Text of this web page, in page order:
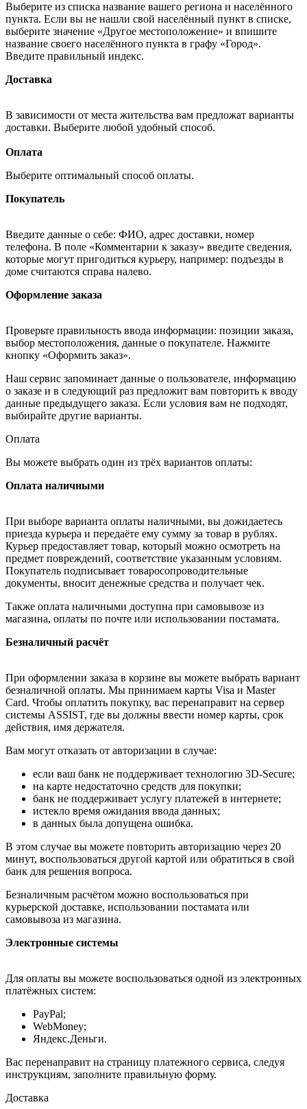
Выберите из списка название вашего региона и населённого
пункта. Если вы не нашли свой населённый пункт в списке,
выберите значение «Другое местоположение» и впишите
название своего населённого пункта в графу «Город».
Введите правильный индекс.
Доставка
В зависимости от места жительства вам предложат варианты
доставки. Выберите любой удобный способ.
Оплата
Выберите оптимальный способ оплаты.
Покупатель
Введите данные о себе: ФИО, адрес доставки, номер
телефона. В поле «Комментарии к заказу» введите сведения,
которые могут пригодиться курьеру, например: подъезды в
доме считаются справа налево.
Оформление заказа
Проверьте правильность ввода информации: позиции заказа,
выбор местоположения, данные о покупателе. Нажмите
кнопку «Оформить заказ».
Наш сервис запоминает данные о пользователе, информацию
о заказе и в следующий раз предложит вам повторить к вводу
данные предыдущего заказа. Если условия вам не подходят,
выбирайте другие варианты.
Оплата
Вы можете выбрать один из трёх вариантов оплаты:
Оплата наличными
При выборе варианта оплаты наличными, вы дожидаетесь
приезда курьера и передаёте ему сумму за товар в рублях.
Курьер предоставляет товар, который можно осмотреть на
предмет повреждений, соответствие указанным условиям.
Покупатель подписывает товаросопроводительные
документы, вносит денежные средства и получает чек.
Также оплата наличными доступна при самовывозе из
магазина, оплаты по почте или использовании постамата.
Безналичный расчёт
При оформлении заказа в корзине вы можете выбрать вариант
безналичной оплаты. Мы принимаем карты Visa и Master
Card. Чтобы оплатить покупку, вас перенаправит на сервер
системы ASSIST, где вы должны ввести номер карты, срок
действия, имя держателя.
Вам могут отказать от авторизации в случае:
если ваш банк не поддерживает технологию 3D-Secure;
на карте недостаточно средств для покупки;
банк не поддерживает услугу платежей в интернете;
истекло время ожидания ввода данных;
в данных была допущена ошибка.
В этом случае вы можете повторить авторизацию через 20
минут, воспользоваться другой картой или обратиться в свой
банк для решения вопроса.
Безналичным расчётом можно воспользоваться при
курьерской доставке, использовании постамата или
самовывоза из магазина.
Электронные системы
Для оплаты вы можете воспользоваться одной из электронных
платёжных систем:
PayPal;
WebMoney;
Яндекс.Деньги.
Вас перенаправит на страницу платежного сервиса, следуя
инструкциям, заполните правильную форму.
Доставка